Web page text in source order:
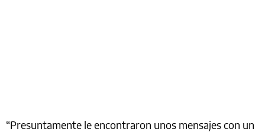
“Presuntamente le encontraron unos mensajes con un